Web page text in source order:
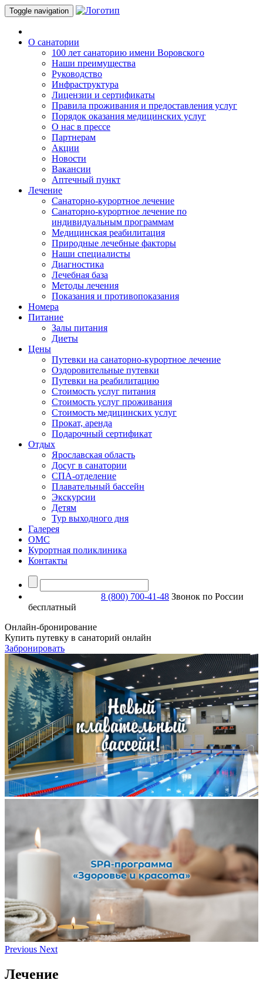
Toggle navigation
О санатории
100 лет санаторию имени Воровского
Наши преимущества
Руководство
Инфраструктура
Лицензии и сертификаты
Правила проживания и предоставления услуг
Порядок оказания медицинских услуг
О нас в прессе
Партнерам
Акции
Новости
Вакансии
Аптечный пункт
Лечение
Санаторно-курортное лечение
Санаторно-курортное лечение по
индивидуальным программам
Медицинская реабилитация
Природные лечебные факторы
Наши специалисты
Диагностика
Лечебная база
Методы лечения
Показания и противопоказания
Номера
Питание
Залы питания
Диеты
Цены
Путевки на санаторно-курортное лечение
Оздоровительные путевки
Путевки на реабилитацию
Стоимость услуг питания
Стоимость услуг проживания
Стоимость медицинских услуг
Прокат, аренда
Подарочный сертификат
Отдых
Ярославская область
Досуг в санатории
СПА-отделение
Плавательный бассейн
Экскурсии
Детям
Тур выходного дня
Галерея
ОМС
Курортная поликлиника
Контакты
8 (800) 700-41-48 Звонок по России
бесплатный
Онлайн-бронирование
Купить путевку в санаторий онлайн
Забронировать
Previous Next
Лечение